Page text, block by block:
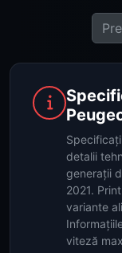
detalii
generații
2021.
variante
viteză